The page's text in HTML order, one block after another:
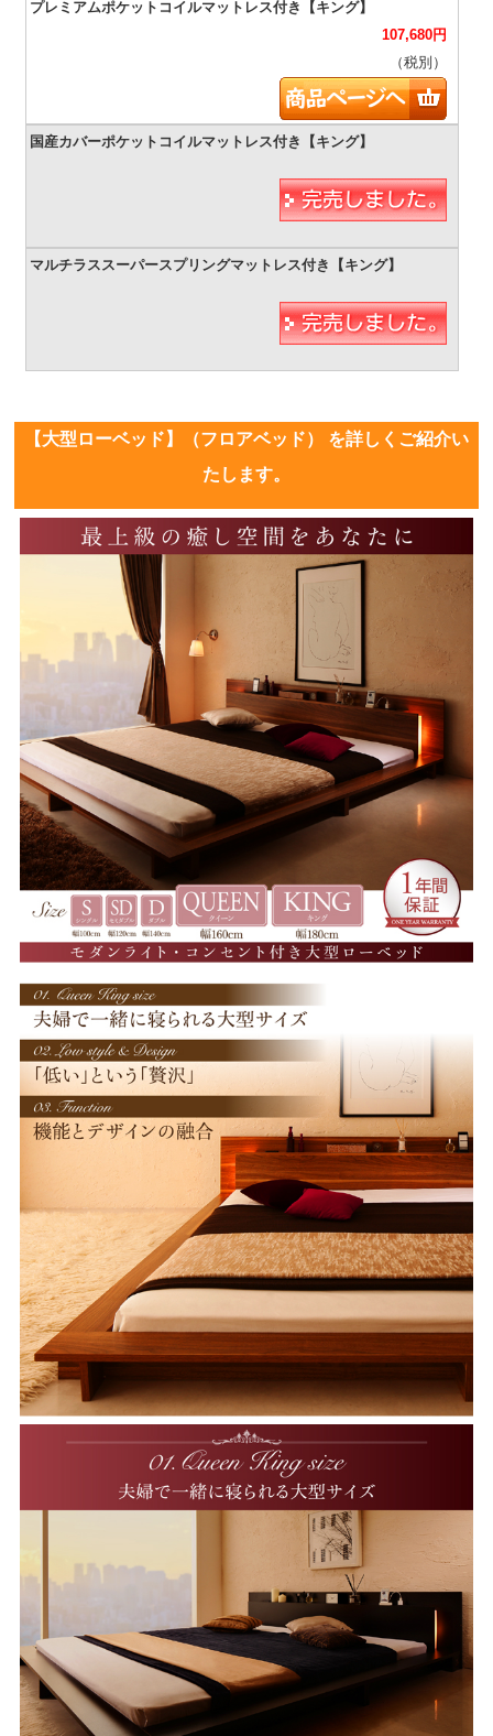
107,680円
（税別）
【大型ローベッド】（フロアベッド） を詳しくご紹介い
たします。